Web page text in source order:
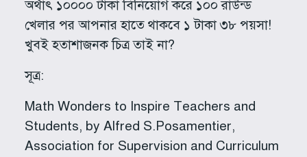
অর্থাৎ ১০০০০ টাকা বিনিয়োগ করে ১০০ রাউন্ড
খেলার পর আপনার হাতে থাকবে ১ টাকা ৩৮ পয়সা!
খুবই হতাশাজনক চিত্র তাই না?
সূত্র:
Math Wonders to Inspire Teachers and
Students, by Alfred S.Posamentier,
Association for Supervision and Curriculum